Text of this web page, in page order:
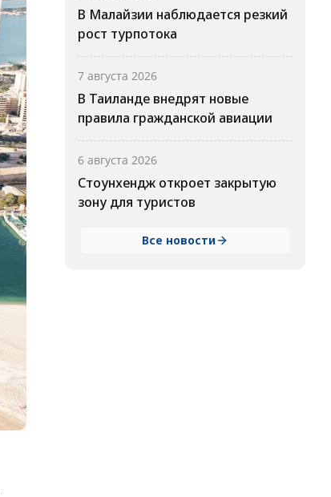
В Малайзии наблюдается резкий
рост турпотока
7 августа 2026
В Таиланде внедрят новые
правила гражданской авиации
6 августа 2026
Стоунхендж откроет закрытую
зону для туристов
Все новости